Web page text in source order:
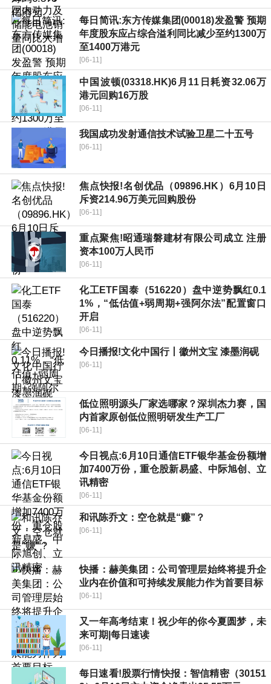
每日简讯:东方传媒集团(00018)发盈警 预期
年度股东应占综合溢利同比减少至约1300万
至1400万港元
[06-11]
中国波顿(03318.HK)6月11日耗资32.06万
港元回购16万股
[06-11]
我国成功发射通信技术试验卫星二十五号
[06-11]
焦点快报!名创优品（09896.HK）6月10日
斥资214.96万美元回购股份
[06-11]
重点聚焦!昭通瑞磐建材有限公司成立 注册
资本100万人民币
[06-11]
化工ETF国泰（516220）盘中逆势飘红0.1
1%，“低估值+弱周期+强阿尔法”配置窗口
开启
[06-11]
今日播报!文化中国行丨徽州文宝 漆墨润砚
[06-11]
低位照明源头厂家选哪家？深圳杰力赛，国
内首家原创低位照明研发生产工厂
[06-11]
今日视点:6月10日通信ETF银华基金份额增
加7400万份，重仓股新易盛、中际旭创、立
讯精密
[06-11]
和讯陈乔文：空仓就是“赚”？
[06-11]
快播：赫美集团：公司管理层始终将提升企
业内在价值和可持续发展能力作为首要目标
[06-11]
又一年高考结束！祝少年的你今夏圆梦，未
来可期|每日速读
[06-11]
每日速看!股票行情快报：智信精密（30151